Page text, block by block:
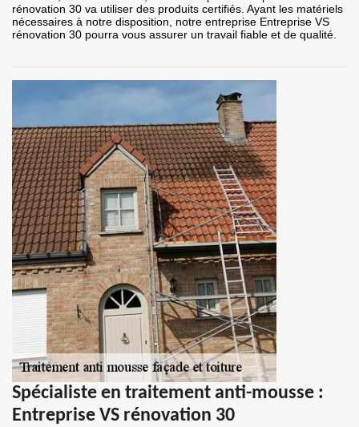
rénovation 30 va utiliser des produits certifiés. Ayant les matériels
nécessaires à notre disposition, notre entreprise Entreprise VS
rénovation 30 pourra vous assurer un travail fiable et de qualité.
Spécialiste en traitement anti-mousse :
Entreprise VS rénovation 30